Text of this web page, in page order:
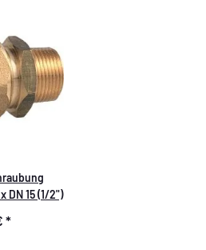
DN 15 (1/2")
*